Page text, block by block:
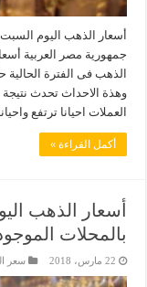
الذهب فى الفترة الحالية
وهذة الاحداث تحدث
العملات احيانا ترتفع
أكمل القراءة »
بالمحلات
22 مارس، 2018 سعر